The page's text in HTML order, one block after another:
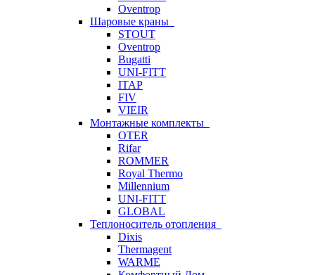
Oventrop
Шаровые краны
STOUT
Oventrop
Bugatti
UNI-FITT
ITAP
FIV
VIEIR
Монтажные комплекты
OTER
Rifar
ROMMER
Royal Thermo
Millennium
UNI-FITT
GLOBAL
Теплоноситель отопления
Dixis
Thermagent
WARME